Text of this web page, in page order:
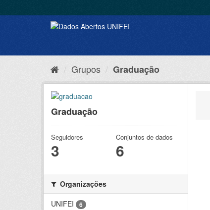
Grupos Graduação
Graduação
Seguidores
3
Conjuntos de dados
6
Organizações
UNIFEI
6